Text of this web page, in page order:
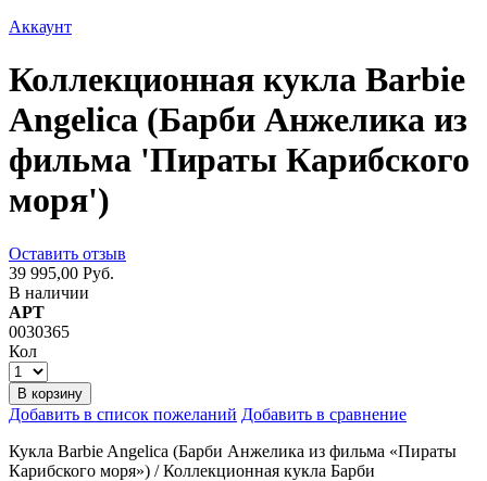
Аккаунт
Коллекционная кукла Barbie
Angelica (Барби Анжелика из
фильма 'Пираты Карибского
моря')
Оставить отзыв
39 995,00 Руб.
В наличии
АРТ
0030365
Кол
В корзину
Добавить в список пожеланий Добавить в сравнение
Кукла Barbie Angelica (Барби Анжелика из фильма «Пираты
Карибского моря») / Коллекционная кукла Барби